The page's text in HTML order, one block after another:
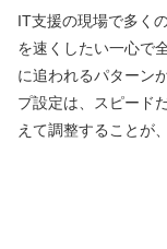
IT支援の現場で多く
を速くしたい一心で
に追われるパターン
プ設定は、スピード
えて調整することが